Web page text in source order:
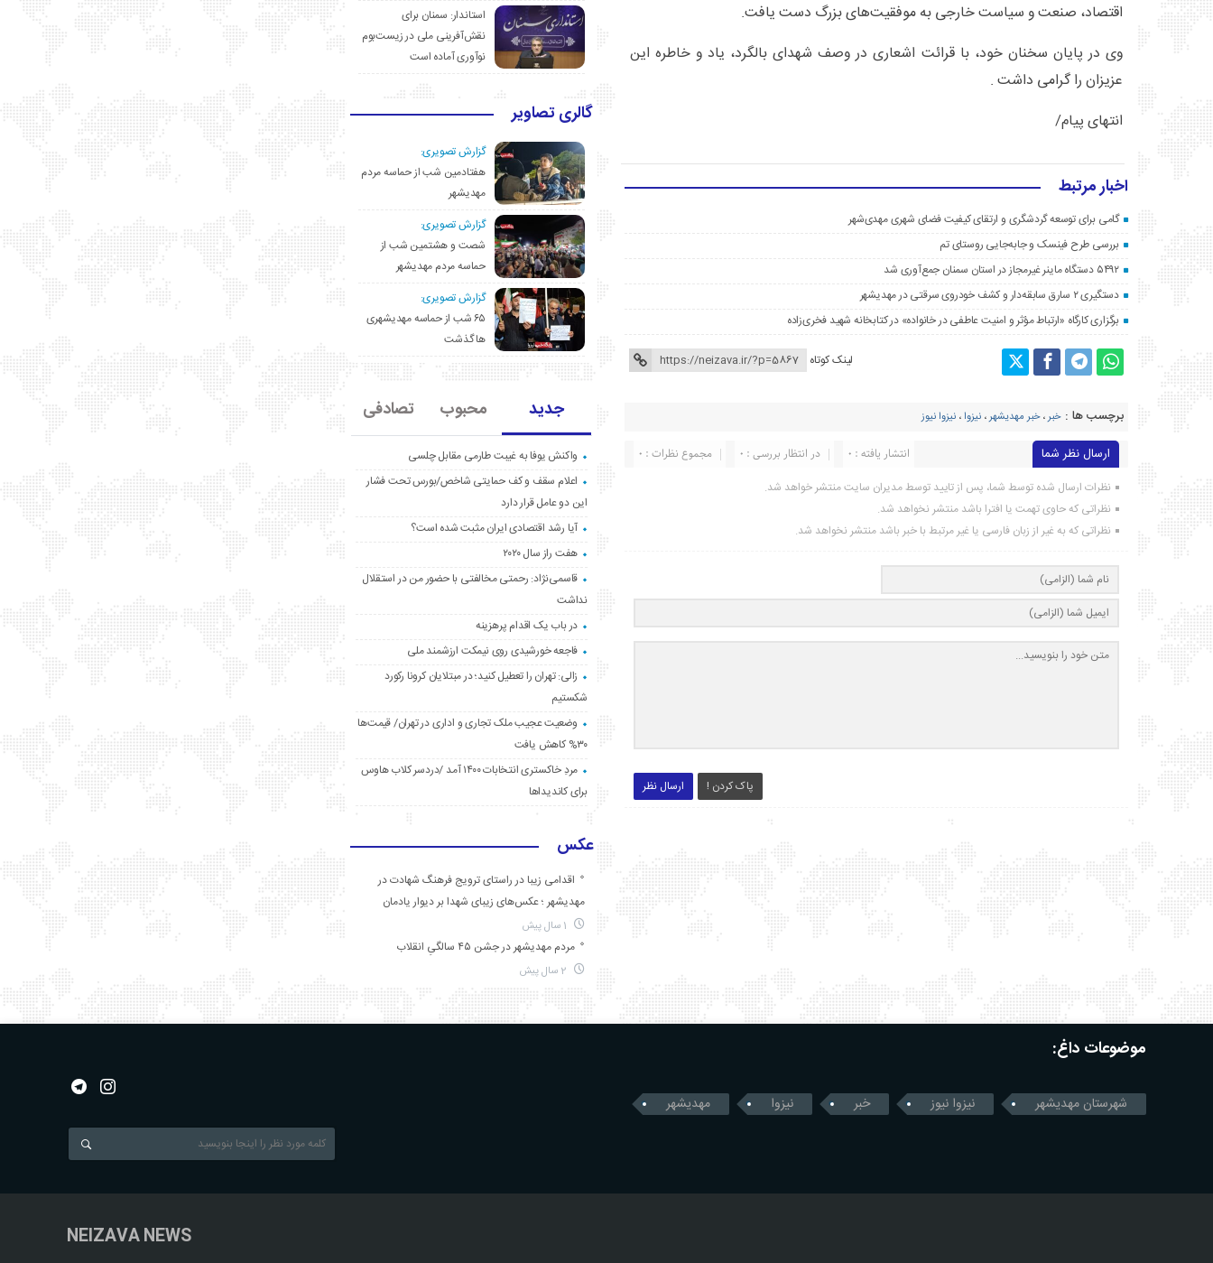
اقتصاد، صنعت و سیاست خارجی به موفقیت‌های بزرگ دست یافت.
وی در پایان سخنان خود، با قرائت اشعاری در وصف شهدای بالگرد، یاد و خاطره این
عزیزان را گرامی داشت .
انتهای پیام/
اخبار مرتبط
گامی برای توسعه گردشگری و ارتقای کیفیت فضای شهری مهدی‌شهر
بررسی طرح فینسک و جابه‌جایی روستای تم
۵۴۹۲ دستگاه ماینر غیرمجاز در استان سمنان جمع‌آوری شد
دستگیری ۲ سارق سابقه‌دار و کشف خودروی سرقتی در مهدیشهر
برگزاری کارگاه «ارتباط مؤثر و امنیت عاطفی در خانواده» در کتابخانه شهید فخری‌زاده
لینک کوتاه
برچسب ها : خبر،خبر مهدیشهر،نیزوا ،نیزوا نیوز
ارسال نظر شما مجموع نظرات : 0 در انتظار بررسی : 0 انتشار یافته : ۰
نظرات ارسال شده توسط شما، پس از تایید توسط مدیران سایت منتشر خواهد شد.
نظراتی که حاوی تهمت یا افترا باشد منتشر نخواهد شد.
نظراتی که به غیر از زبان فارسی یا غیر مرتبط با خبر باشد منتشر نخواهد شد.
ارسال نظر پاک کردن !
استاندار: سمنان برای
نقش‌آفرینی ملی در زیست‌بوم
نوآوری آماده است
گالری تصاویر
گزارش تصویری:
هفتادمین شب از حماسه مردم
مهدیشهر
گزارش تصویری:
شصت و هشتمین شب از
حماسه مردم مهدیشهر
گزارش تصویری:
۶۵ شب از حماسه مهدیشهری
ها گذشت
جدید محبوب تصادفی
واکنش یوفا به غیبت طارمی مقابل چلسی
اعلام سقف و کف حمایتی شاخص/بورس تحت فشار
این دو عامل قرار دارد
آیا رشد اقتصادی ایران مثبت شده است؟
هفت راز سال ۲۰۲۰
قاسمی‌نژاد: رحمتی مخالفتی با حضور من در استقلال
نداشت
در باب یک اقدام پرهزینه
فاجعه خورشیدی روی نیمکت ارزشمند ملی
زالی: تهران را تعطیل کنید؛ در مبتلایان کرونا رکورد
شکستیم
وضعیت عجیب ملک تجاری و اداری در تهران/ قیمت‌ها
۳۰% کاهش یافت
مردِ خاکستری انتخابات ۱۴۰۰ آمد /دردسر کلاب هاوس
برای کاندیداها
عکس
اقدامی زیبا در راستای ترویج فرهنگ شهادت در
مهدیشهر ؛ عکس‌های زیبای شهدا بر دیوار یادمان
مردم مهدیشهر در جشن ۴۵ سالگیِ انقلاب
موضوعات داغ:
شهرستان مهدیشهر نیزوا نیوز خبر نیزوا مهدیشهر
NEIZAVA NEWS